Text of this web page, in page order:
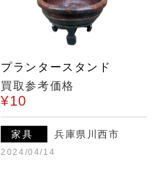
プランタースタンド
買取参考価格
¥10
家具 兵庫県川西市
2024/04/14